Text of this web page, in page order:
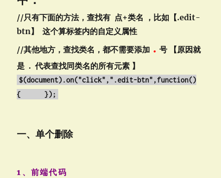
的
Maven
目
架
构
//只有下面的方法，查找有 点+类名 ，比如【.edit-
btn】
这个算标签内的自定义属性
//其他地方，查找类名，都不需要添加 .号 【原因就
是 . 代表查找同类名的所有元素 】
$(document).on("click" , ".edit-btn" ,function()
{ });
一、单个删除
1、前端代码